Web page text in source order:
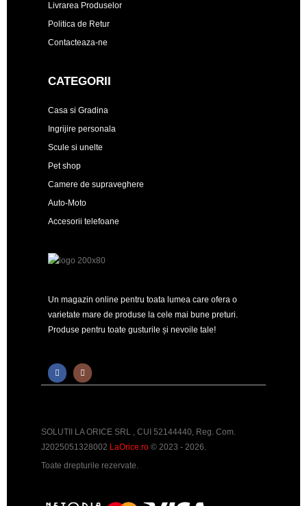
Livrarea Produselor
Politica de Retur
Contacteaza-ne
CATEGORII
Casa si Gradina
Ingrijire personala
Scule si unelte
Pet shop
Camere de supraveghere
Auto-Moto
Accesorii telefoane
Un magazin online pentru toata lumea care ofera o
varietate mare de produse la cele mai bune preturi.
Produse pentru toate gusturile și nevoile tale!
SOLUTII LA ORICE SRL , CUI 52144440, Reg. Com.
J2025051328002 LaOrice.ro © 2023 - 2026.
Toate drepturile rezervate.